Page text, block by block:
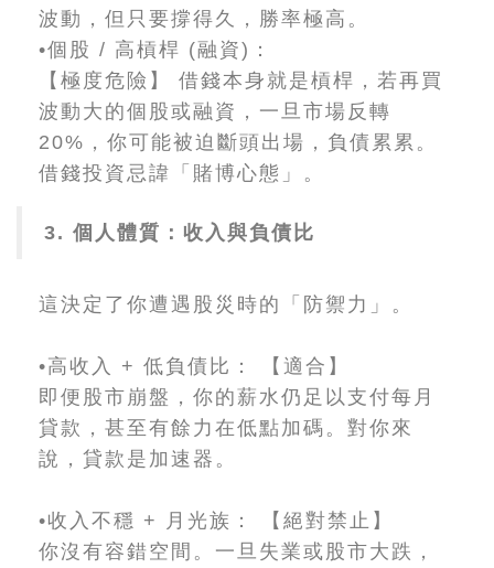
波動，但只要撐得久，勝率極高。
•個股 / 高槓桿 (融資)：
【極度危險】 借錢本身就是槓桿，若再買
波動大的個股或融資，一旦市場反轉
20%，你可能被迫斷頭出場，負債累累。
借錢投資忌諱「賭博心態」。
3. 個人體質：收入與負債比
這決定了你遭遇股災時的「防禦力」。
•高收入 + 低負債比： 【適合】
即便股市崩盤，你的薪水仍足以支付每月
貸款，甚至有餘力在低點加碼。對你來
說，貸款是加速器。
•收入不穩 + 月光族： 【絕對禁止】
你沒有容錯空間。一旦失業或股市大跌，